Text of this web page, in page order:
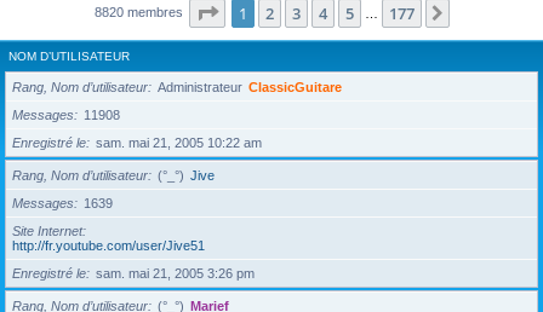
8820 membres Page 1sur177
1 2 3 4 5 177
NOM D’UTILISATEUR
Rang, Nom d’utilisateur Administrateur ClassicGuitare
Messages
11908
Enregistré le
sam. mai 21, 2005 10:22 am
Rang, Nom d’utilisateur (°_°) Jive
Messages
1639
Site Internet
http://fr.youtube.com/user/Jive51
Enregistré le
sam. mai 21, 2005 3:26 pm
Rang, Nom d’utilisateur (°_°) Marief